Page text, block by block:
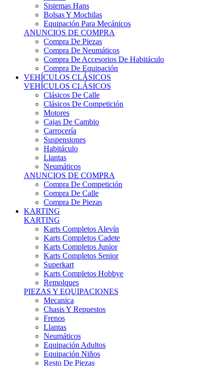
Bolsas Y Mochilas
Equipación Para Mecánicos
ANUNCIOS DE COMPRA
Compra De Piezas
Compra De Neumáticos
Compra De Accesorios De Habitáculo
Compra De Equipación
VEHÍCULOS CLÁSICOS
VEHÍCULOS CLÁSICOS
Clásicos De Calle
Clásicos De Competición
Motores
Cajas De Cambio
Carrocería
Suspensiones
Habitáculo
Llantas
Neumáticos
ANUNCIOS DE COMPRA
Compra De Competición
Compra De Calle
Compra De Piezas
KARTING
KARTING
Karts Completos Alevín
Karts Completos Cadete
Karts Completos Junior
Karts Completos Senior
Superkart
Karts Completos Hobbye
Remolques
PIEZAS Y EQUIPACIONES
Mecanica
Chasis Y Repuestos
Frenos
Llantas
Neumáticos
Equipación Adultos
Equipación Niños
Resto De Piezas
ANUNCIOS DE COMPRA